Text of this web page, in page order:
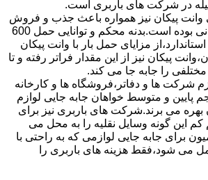
در شرکت های باربری است.
پیکان نیز همواره باعث جذب و فروش
بالای این نوع وانت ایرانی بوده است.بدنه محکم و توانایی حمل 600
مزایای حمل بار با وانت پیکان
پیکان نیز از این مقدار فراتر رفته و تا
را جابه جا می کند.
شرکت ها و دفاتر،فروشگاه ها و کارخانه
پایین و متوسط خواهان جابه جایی لوازم
بهره می برند.شرکت های باربری نیز برای
کم این گونه وسایل نقلیه را به محل می
برای جابه جایی لوازمی که به راحتی با
می شود،فقط هزینه های باربری را